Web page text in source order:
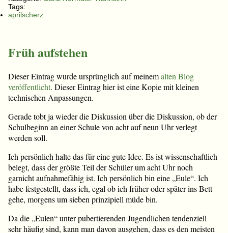
Tags:
aprilscherz
Früh aufstehen
Dieser Eintrag wurde ursprünglich auf meinemalten Blog
veröffentlicht. Dieser Eintrag hier ist eine Kopie mit kleinen
technischen Anpassungen.
Gerade tobt ja wieder die Diskussion über die Diskussion, ob der
Schulbeginn an einer Schule von acht auf neun Uhr verlegt
werden soll.
Ich persönlich halte das für eine gute Idee. Es ist wissenschaftlich
belegt, dass der größte Teil der Schüler um acht Uhr noch
garnicht aufnahmefähig ist. Ich persönlich bin eine „Eule“. Ich
habe festgestellt, dass ich, egal ob ich früher oder später ins Bett
gehe, morgens um sieben prinzipiell müde bin.
Da die „Eulen“ unter pubertierenden Jugendlichen tendenziell
sehr häufig sind, kann man davon ausgehen, dass es den meisten